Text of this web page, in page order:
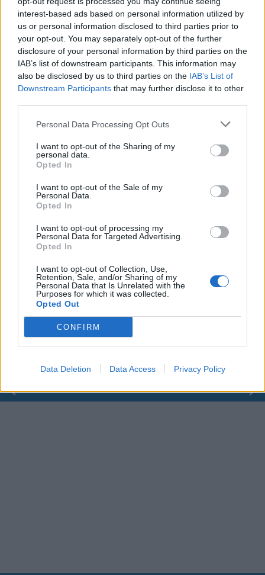
interest-based ads based on personal information utilized by
us or personal information disclosed to third parties prior to
your opt-out. You may separately opt-out of the further
disclosure of your personal information by third parties on the
IAB’s list of downstream participants. This information may
also be disclosed by us to third parties on the IAB’s List of
Downstream Participants that may further disclose it to other
Personal Data Processing Opt Outs
I want to opt-out of the Sharing of my
personal data.
Opted In
I want to opt-out of the Sale of my
Personal Data.
Opted In
I want to opt-out of processing my
Personal Data for Targeted Advertising.
Opted In
I want to opt-out of Collection, Use,
Retention, Sale, and/or Sharing of my
Personal Data that Is Unrelated with the
Purposes for which it was collected.
Opted Out
CONFIRM
Data Deletion Data Access Privacy Policy
00:00
Leonardo Maria Del Vecchio dall'ex compagna
in ospedale. Le dichiarazioni ai giornalisti